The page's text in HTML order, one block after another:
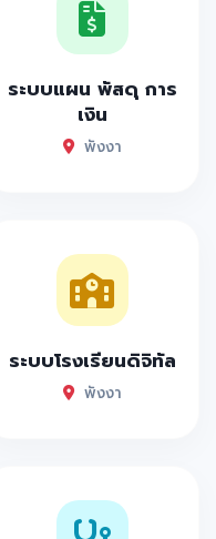
ระบบแผน พัสดุ การ
เงิน
พังงา
ระบบโรงเรียนดิจิทัล
พังงา